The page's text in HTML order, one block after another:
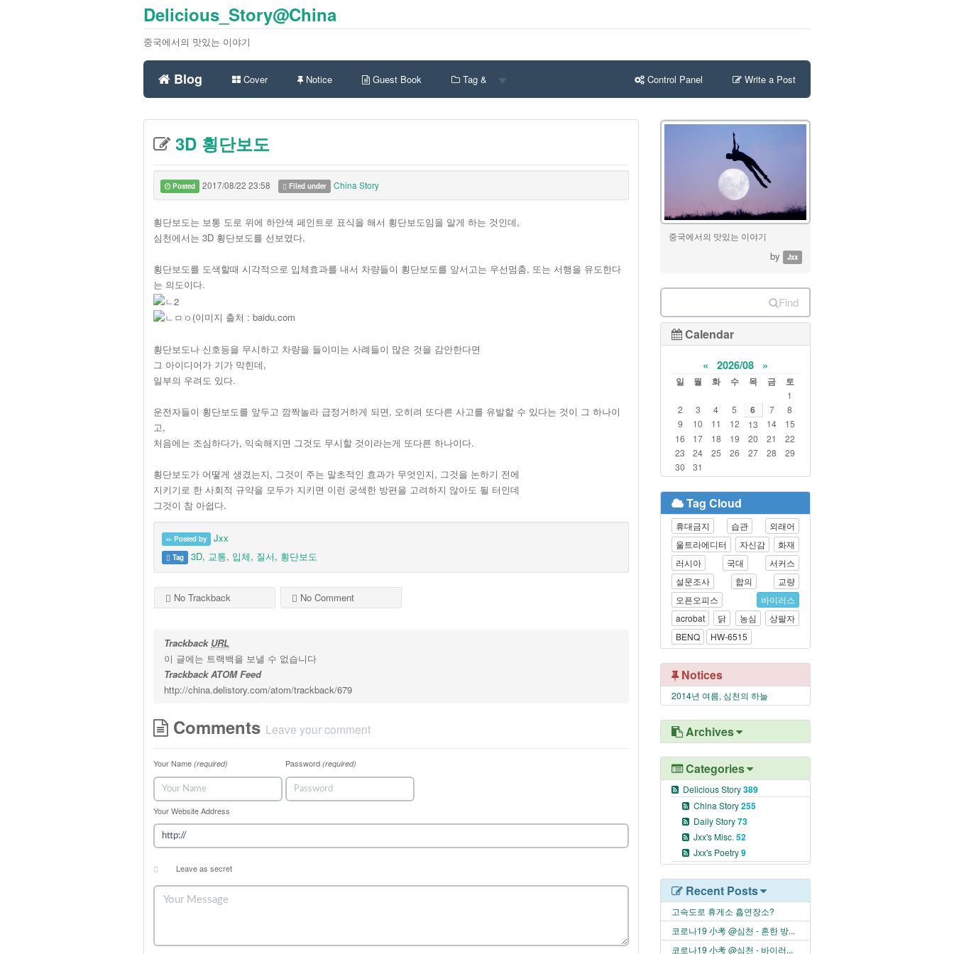
Delicious_Story@China
중국에서의 맛있는 이야기
Blog Cover Notice Guest Book Tag & Control Panel Write a Post
3D 횡단보도
Posted 2017/08/22 23:58 Filed under China Story
횡단보도는 보통 도로 위에 하얀색 페인트로 표식을 해서 횡단보도임을 알게 하는 것인데,
심천에서는 3D 횡단보도를 선보였다.
횡단보도를 도색할때 시각적으로 입체효과를 내서 차량들이 횡단보도를 앞서고는 우선멈춤, 또는 서행을 유도한다
는 의도이다.
(이미지 출처 : baidu.com
횡단보도나 신호등을 무시하고 차량을 들이미는 사례들이 많은 것을 감안한다면
그 아이디어가 기가 막힌데,
일부의 우려도 있다.
운전자들이 횡단보도를 앞두고 깜짝놀라 급정거하게 되면, 오히려 또다른 사고를 유발할 수 있다는 것이 그 하나이
고,
처음에는 조심하다가, 익숙해지면 그것도 무시할 것이라는게 또다른 하나이다.
횡단보도가 어떻게 생겼는지, 그것이 주는 말초적인 효과가 무엇인지, 그것을 논하기 전에
지키기로 한 사회적 규약을 모두가 지키면 이런 궁색한 방편을 고려하지 않아도 될 터인데
그것이 참 아쉽다.
Posted by Jxx
Tag 3D, 교통, 입체, 질서, 횡단보도
No Trackback No Comment
Trackback URL
이 글에는 트랙백을 보낼 수 없습니다
Trackback ATOM Feed
http://china.delistory.com/atom/trackback/679
Comments Leave your comment
Your Name (required) Password (required)
Your Website Address
Leave as secret
중국에서의 맛있는 이야기
by Jxx
Find
Calendar
« 2026/08 »
일 월 화 수 목 금 토
1
2
3 4 5 6 7
8
9
10 11 12 13 14
15
16
17 18 19 20 21
22
23
24 25 26 27 28
29
30
31
Tag Cloud
휴대금지 습관
외래어
울트라에디터
자신감
화재
러시아
국대
서커스
설문조사
합의
교량
오픈오피스
바이러스
acrobat
닭 농심
상팔자
BENQ
HW-6515
Notices
2014년 여름, 심천의 하늘
Archives
Categories
Delicious Story389
China Story255
Daily Story73
Jxx's Misc. 52
Jxx's Poetry9
Recent Posts
고속도로 휴게소 흡연장소?
코로나19 小考 @심천 - 흔한 방...
코로나19 小考 @심천 - 바이러...